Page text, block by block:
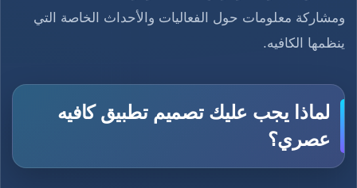
ومشاركة معلومات حول الفعاليات والأحداث الخاصة التي
ينظمها الكافيه.
لماذا يجب عليك تصميم تطبيق كافيه
عصري؟